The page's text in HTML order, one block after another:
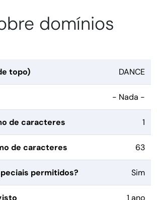
domínios
topo) DANCE
- Nada -
de caracteres 1
de caracteres 63
permitidos? Sim
1 ano